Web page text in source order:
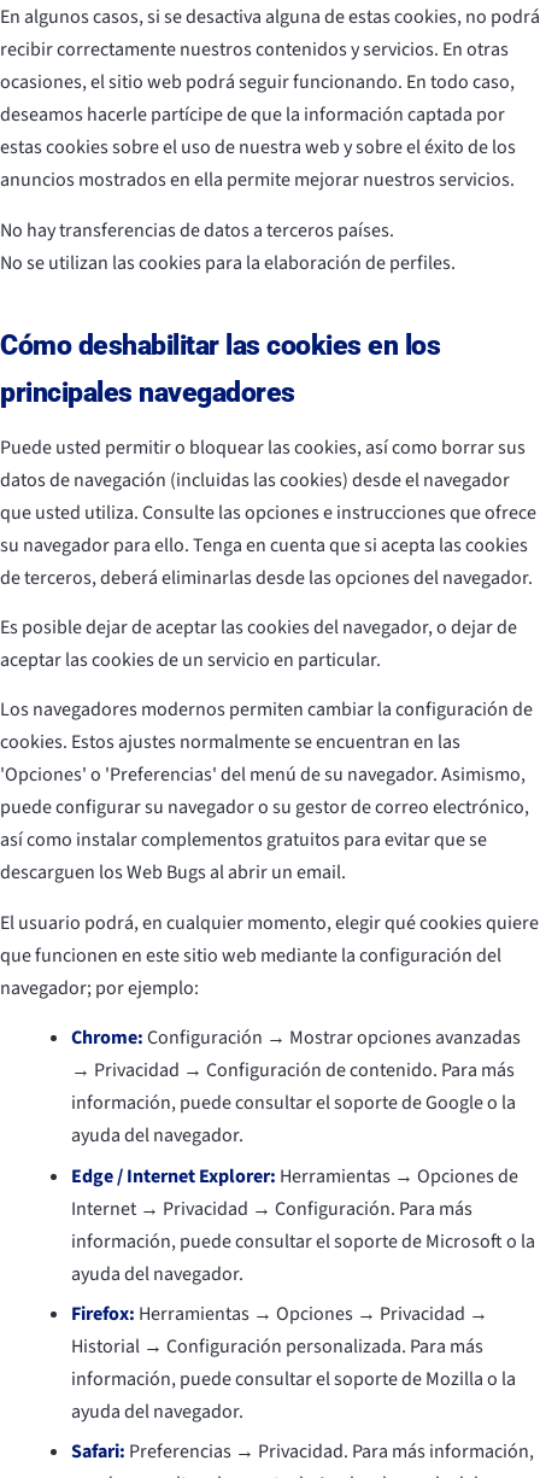
En algunos casos, si se desactiva alguna de estas cookies, no podrá
recibir correctamente nuestros contenidos y servicios. En otras
ocasiones, el sitio web podrá seguir funcionando. En todo caso,
deseamos hacerle partícipe de que la información captada por
estas cookies sobre el uso de nuestra web y sobre el éxito de los
anuncios mostrados en ella permite mejorar nuestros servicios.
No hay transferencias de datos a terceros países.
No se utilizan las cookies para la elaboración de perfiles.
Cómo deshabilitar las cookies en los
principales navegadores
Puede usted permitir o bloquear las cookies, así como borrar sus
datos de navegación (incluidas las cookies) desde el navegador
que usted utiliza. Consulte las opciones e instrucciones que ofrece
su navegador para ello. Tenga en cuenta que si acepta las cookies
de terceros, deberá eliminarlas desde las opciones del navegador.
Es posible dejar de aceptar las cookies del navegador, o dejar de
aceptar las cookies de un servicio en particular.
Los navegadores modernos permiten cambiar la configuración de
cookies. Estos ajustes normalmente se encuentran en las
'Opciones' o 'Preferencias' del menú de su navegador. Asimismo,
puede configurar su navegador o su gestor de correo electrónico,
así como instalar complementos gratuitos para evitar que se
descarguen los Web Bugs al abrir un email.
El usuario podrá, en cualquier momento, elegir qué cookies quiere
que funcionen en este sitio web mediante la configuración del
navegador; por ejemplo:
Chrome:Configuración → Mostrar opciones avanzadas
→ Privacidad → Configuración de contenido. Para más
información, puede consultar el soporte de Google o la
ayuda del navegador.
Edge / Internet Explorer: Herramientas → Opciones de
Internet → Privacidad → Configuración. Para más
información, puede consultar el soporte de Microsoft o la
ayuda del navegador.
Firefox: Herramientas → Opciones → Privacidad →
Historial → Configuración personalizada. Para más
información, puede consultar el soporte de Mozilla o la
ayuda del navegador.
Safari: Preferencias → Privacidad. Para más información,